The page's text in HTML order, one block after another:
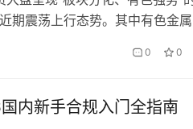
期震荡上行态势。其中有色金属
时行情数据、板块走势及影响因
0 0
内新手合规入门全指南